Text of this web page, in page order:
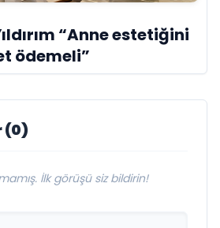
“Anne estetiğini
ödemeli”
(0)
İlk görüşü siz bildirin!